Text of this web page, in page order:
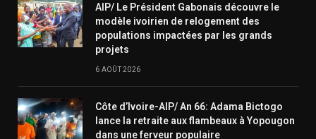
AIP/ Le Président Gabonais découvre le
modèle ivoirien de relogement des
populations impactées par les grands
projets
6 AOÛT 2026
Côte d’Ivoire-AIP/ An 66: Adama Bictogo
lance la retraite aux flambeaux à Yopougon
dans une ferveur populaire